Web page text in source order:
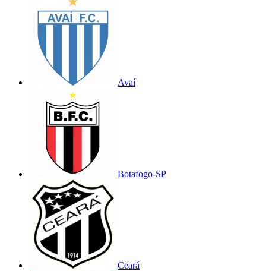
Avaí
Botafogo-SP
Ceará